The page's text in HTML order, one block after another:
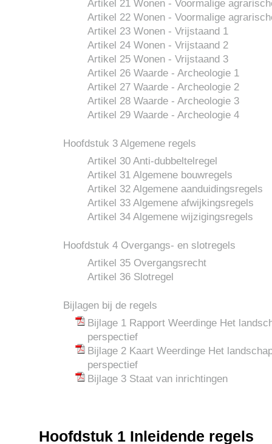
Artikel 21 Wonen - Voormalige
Artikel 22 Wonen - Voormalige
Artikel 23 Wonen - Vrijstaand 1
Artikel 24 Wonen - Vrijstaand 2
Artikel 25 Wonen - Vrijstaand 3
Artikel 26 Waarde - Archeologie 1
Artikel 27 Waarde - Archeologie 2
Artikel 28 Waarde - Archeologie 3
Artikel 29 Waarde - Archeologie 4
Hoofdstuk 3 Algemene regels
Artikel 30 Anti-dubbeltelregel
Artikel 31 Algemene bouwregels
Artikel 32 Algemene aanduidingsregels
Artikel 33 Algemene afwijkingsregels
Artikel 34 Algemene wijzigingsregels
Hoofdstuk 4 Overgangs- en slotregels
Artikel 35 Overgangsrecht
Artikel 36 Slotregel
Bijlagen bij de regels
Bijlage 1 Rapport Weerdinge Het
perspectief
Bijlage 2 Kaart Weerdinge Het
perspectief
Bijlage 3 Staat van inrichtingen
Hoofdstuk 1 Inleidende regels